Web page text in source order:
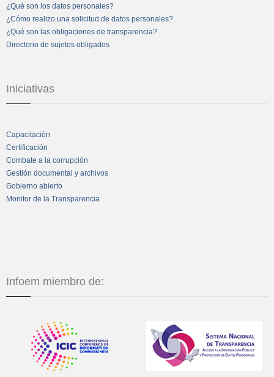
¿Qué son los datos personales?
¿Cómo realizo una solicitud de datos personales?
¿Qué son las obligaciones de transparencia?
Directorio de sujetos obligados
Iniciativas
Capacitación
Certificación
Combate a la corrupción
Gestión documental y archivos
Gobierno abierto
Monitor de la Transparencia
Infoem miembro de: